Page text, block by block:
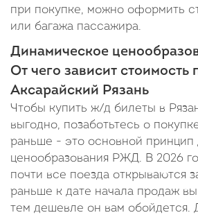
при покупке, можно оформить
или багажа пассажира.
Динамическое
От чего зависит стоимость
Аксарайский Рязань
Чтобы купить ж/д билеты в
выгодно, позаботьтесь о
раньше - это основной принцип
ценообразования РЖД. В 2026
почти все поезда открываются
раньше к дате начала продаж
тем дешевле он вам обойдется.